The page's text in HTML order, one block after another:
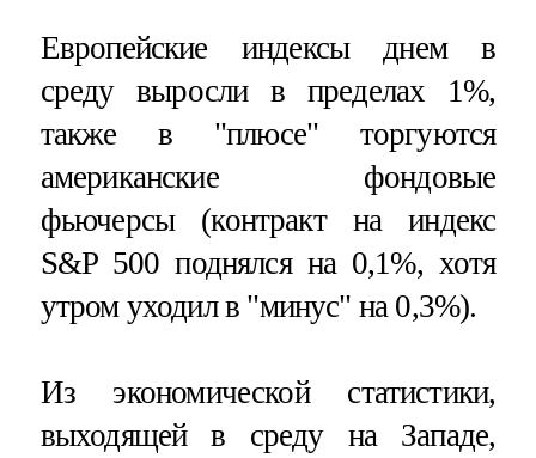
Европейские индексы днем в
среду выросли в пределах 1%,
также в "плюсе" торгуются
американские фондовые
фьючерсы (контракт на индекс
S&P 500 поднялся на 0,1%, хотя
утром уходил в "минус" на 0,3%).
Из экономической статистики,
выходящей в среду на Западе,